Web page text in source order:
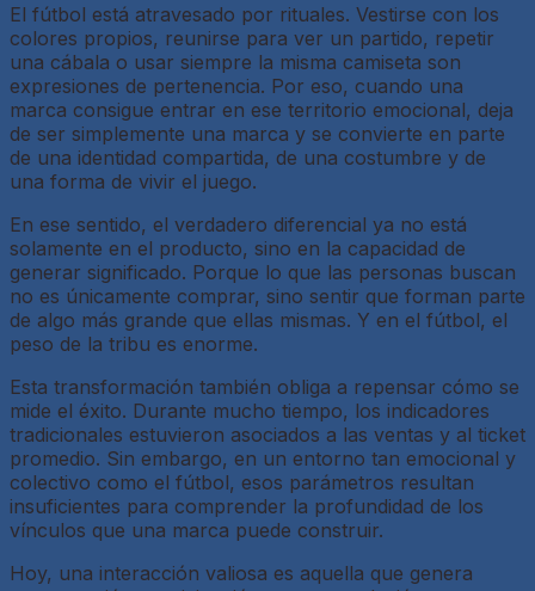
El fútbol está atravesado por rituales. Vestirse con los
colores propios, reunirse para ver un partido, repetir
una cábala o usar siempre la misma camiseta son
expresiones de pertenencia. Por eso, cuando una
marca consigue entrar en ese territorio emocional, deja
de ser simplemente una marca y se convierte en parte
de una identidad compartida, de una costumbre y de
una forma de vivir el juego.
En ese sentido, el verdadero diferencial ya no está
solamente en el producto, sino en la capacidad de
generar significado. Porque lo que las personas buscan
no es únicamente comprar, sino sentir que forman parte
de algo más grande que ellas mismas. Y en el fútbol, el
peso de la tribu es enorme.
Esta transformación también obliga a repensar cómo se
mide el éxito. Durante mucho tiempo, los indicadores
tradicionales estuvieron asociados a las ventas y al ticket
promedio. Sin embargo, en un entorno tan emocional y
colectivo como el fútbol, esos parámetros resultan
insuficientes para comprender la profundidad de los
vínculos que una marca puede construir.
Hoy, una interacción valiosa es aquella que genera